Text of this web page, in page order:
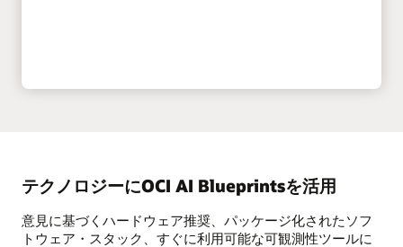
テクノロジーにOCI AI Blueprintsを活用
意見に基づくハードウェア推奨、パッケージ化されたソフ
トウェア・スタック、すぐに利用可能な可観測性ツールに